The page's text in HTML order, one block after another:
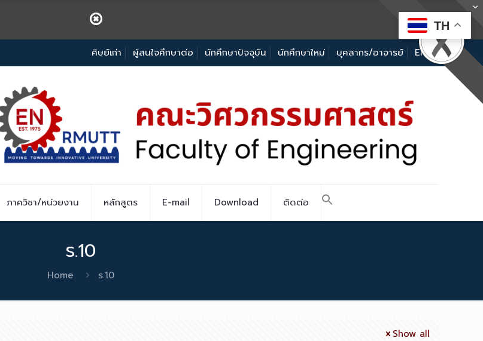
ศิษย์เก่า ผู้สนใจศึกษาต่อ นักศึกษาปัจจุบัน นักศึกษาใหม่ บุคลากร/อาจารย์ EN
ภาควิชา/หน่วยงาน หลักสูตร E-mail Download ติดต่อ
ร.10
Home ร.10
Show all
TH